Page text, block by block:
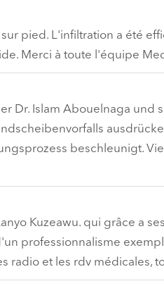
pied. L'infiltration a été
Merci à toute l'équipe
Dr. Islam Abouelnaga und
beschleunigt.
Kuzeawu. qui grâce a
professionnalisme
radio et les rdv médicales,